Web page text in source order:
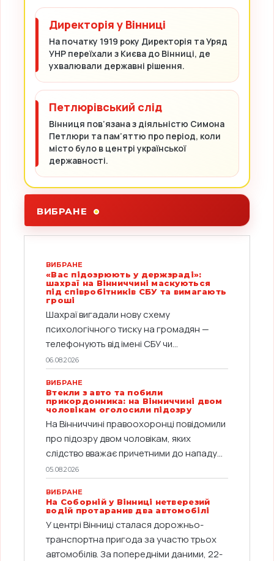
Директорія у Вінниці
На початку 1919 року Директорія та Уряд
УНР переїхали з Києва до Вінниці, де
ухвалювали державні рішення.
Петлюрівський слід
Вінниця пов’язана з діяльністю Симона
Петлюри та пам’яттю про період, коли
місто було в центрі української
державності.
ВИБРАНЕ
ВИБРАНЕ
«Вас підозрюють у держзраді»:
шахраї на Вінниччині маскуються
під співробітників СБУ та вимагають
гроші
Шахраї вигадали нову схему
психологічного тиску на громадян —
телефонують від імені СБУ чи...
06.08.2026
ВИБРАНЕ
Втекли з авто та побили
прикордонника: на Вінниччині двом
чоловікам оголосили підозру
На Вінниччині правоохоронці повідомили
про підозру двом чоловікам, яких
слідство вважає причетними до нападу...
05.08.2026
ВИБРАНЕ
На Соборній у Вінниці нетверезий
водій протаранив два автомобілі
У центрі Вінниці сталася дорожньо-
транспортна пригода за участю трьох
автомобілів. За попередніми даними, 22-